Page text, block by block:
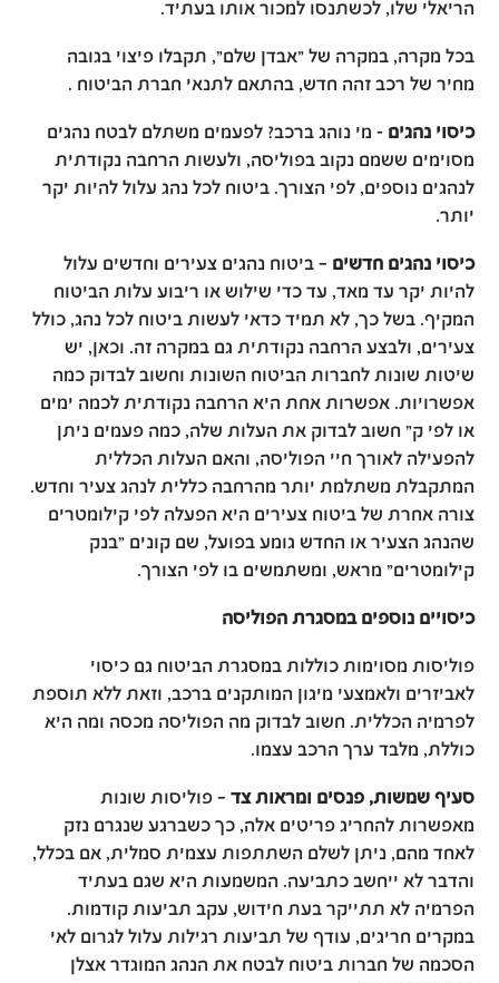
הריאלי שלו, לכשתנסו למכור אותו בעתיד.
בכל מקרה, במקרה של "אבדן שלם", תקבלו פיצוי בגובה
מחיר של רכב זהה חדש, בהתאם לתנאי חברת הביטוח .
כיסוי נהגים - מי נוהג ברכב? לפעמים משתלם לבטח נהגים
מסוימים ששמם נקוב בפוליסה, ולעשות הרחבה נקודתית
לנהגים נוספים, לפי הצורך. ביטוח לכל נהג עלול להיות יקר
יותר.
כיסוי נהגים חדשים – ביטוח נהגים צעירים וחדשים עלול
להיות יקר עד מאד, עד כדי שילוש או ריבוע עלות הביטוח
המקיף. בשל כך, לא תמיד כדאי לעשות ביטוח לכל נהג, כולל
צעירים, ולבצע הרחבה נקודתית גם במקרה זה. וכאן, יש
שיטות שונות לחברות הביטוח השונות וחשוב לבדוק כמה
אפשרויות. אפשרות אחת היא הרחבה נקודתית לכמה ימים
או לפי ק" חשוב לבדוק את העלות שלה, כמה פעמים ניתן
להפעילה לאורך חיי הפוליסה, והאם העלות הכללית
המתקבלת משתלמת יותר מהרחבה כללית לנהג צעיר וחדש.
צורה אחרת של ביטוח צעירים היא הפעלה לפי קילומטרים
שהנהג הצעיר או החדש גומע בפועל, שם קונים "בנק
קילומטרים" מראש, ומשתמשים בו לפי הצורך.
כיסויים נוספים במסגרת הפוליסה
פוליסות מסוימות כוללות במסגרת הביטוח גם כיסוי
לאביזרים ולאמצעי מיגון המותקנים ברכב, וזאת ללא תוספת
לפרמיה הכללית. חשוב לבדוק מה הפוליסה מכסה ומה היא
כוללת, מלבד ערך הרכב עצמו.
סעיף שמשות, פנסים ומראות צד – פוליסות שונות
מאפשרות להחריג פריטים אלה, כך כשברגע שנגרם נזק
לאחד מהם, ניתן לשלם השתתפות עצמית סמלית, אם בכלל,
והדבר לא ייחשב כתביעה. המשמעות היא שגם בעתיד
הפרמיה לא תתייקר בעת חידוש, עקב תביעות קודמות.
במקרים חריגים, עודף של תביעות רגילות עלול לגרום לאי
הסכמה של חברות ביטוח לבטח את הנהג המוגדר אצלן